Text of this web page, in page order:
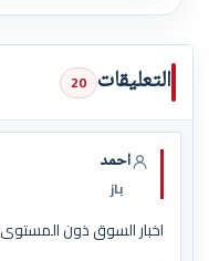
التعليقات 20
احمد
باز
اخبار السوق ذون المستوى